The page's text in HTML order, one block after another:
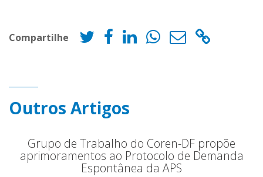
Compartilhe
Outros Artigos
Grupo de Trabalho do Coren-DF propõe
aprimoramentos ao Protocolo de Demanda
Espontânea da APS